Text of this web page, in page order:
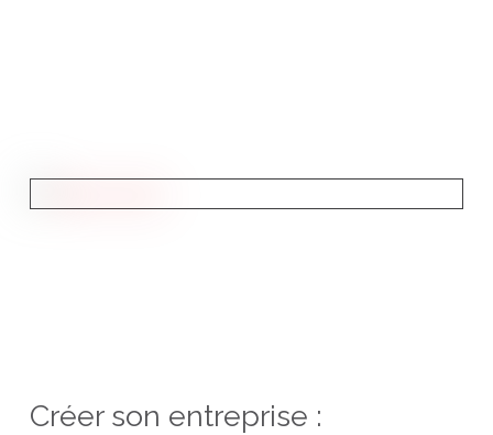
Créer son entreprise :